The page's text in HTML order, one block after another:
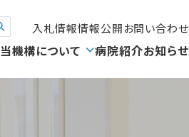
入札情報情報公開お問い合わせ
当機構について 病院紹介お知らせ